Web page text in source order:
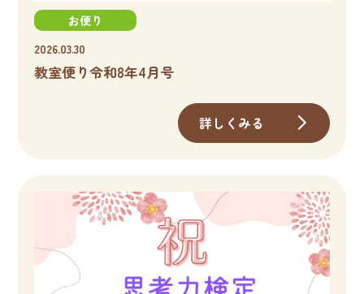
お便り
2026.03.30
教室便り令和8年4月号
詳しくみる